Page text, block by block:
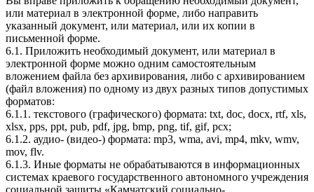
или материал в электронной форме, либо направить
указанный документ, или материал, или их копии в
письменной форме.
6.1. Приложить необходимый документ, или материал в
электронной форме можно одним самостоятельным
вложением файла без архивирования, либо с архивированием
(файл вложения) по одному из двух разных типов допустимых
форматов:
6.1.1. текстового (графического) формата: txt, doc, docx, rtf, xls,
xlsx, pps, ppt, pub, pdf, jpg, bmp, png, tif, gif, pcx;
6.1.2. аудио- (видео-) формата: mp3, wma, avi, mp4, mkv, wmv,
mov, flv.
6.1.3. Иные форматы не обрабатываются в информационных
системах краевого государственного автономного учреждения
социальной защиты «Камчатский социально-